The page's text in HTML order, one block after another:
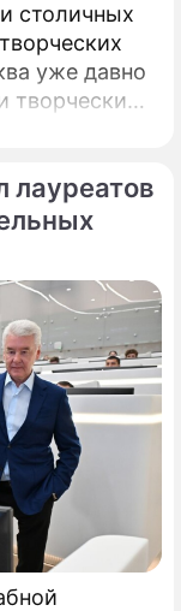
столичных
уже давно
творческим
самые
лауреатов